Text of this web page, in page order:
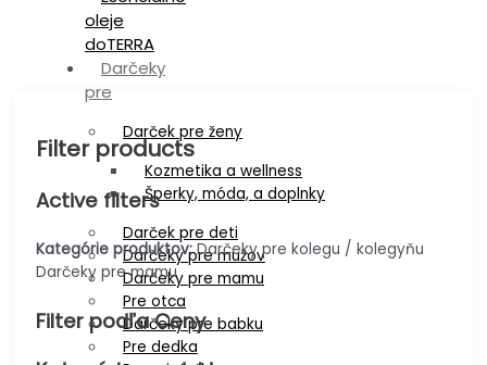
oleje
doTERRA
Darčeky
pre
Darček pre ženy
Kozmetika a wellness
Šperky, móda, a doplnky
Darček pre deti
Darčeky pre mužov
Darčeky pre mamu
Pre otca
Darčeky pre babku
Pre dedka
Filter products
Active filters
Kategórie produktov: Darčeky pre kolegu / kolegyňu
Darčeky pre mamu
Filter podľa Ceny